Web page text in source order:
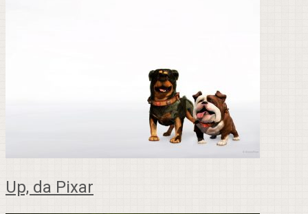
Up, da Pixar